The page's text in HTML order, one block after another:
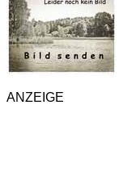
ANZEIGE